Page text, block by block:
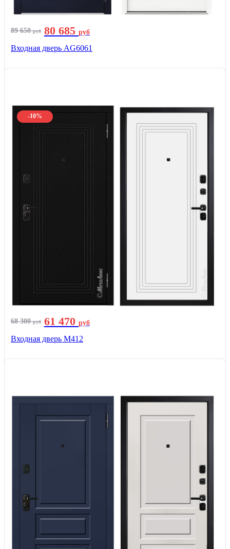
89 650руб 80 685 руб
Входная дверь AG6061
-10%
68 300руб 61 470 руб
Входная дверь М412